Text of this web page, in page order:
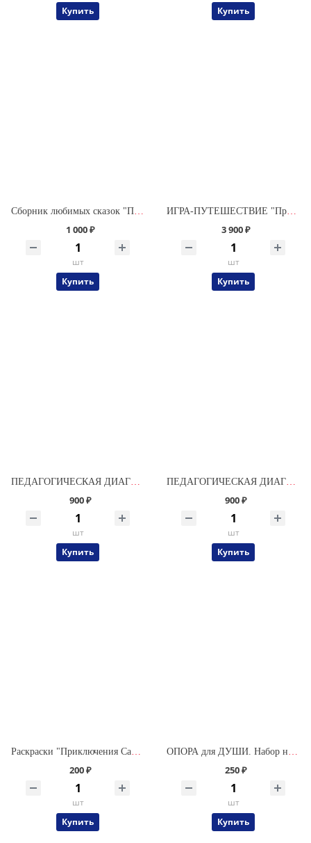
Купить
Купить
Сборник любимых сказок "Приключения Саши и Даши" в твердой обложке
1 000 ₽
шт
Купить
ИГРА-ПУТЕШЕСТВИЕ "Приключения Саши и Даши" (Комплектация № 1) СО СКАЗКАМИ
3 900 ₽
шт
Купить
900 ₽
шт
Купить
900 ₽
шт
Купить
Раскраски "Приключения Саши и Даши"
200 ₽
шт
Купить
ОПОРА для ДУШИ. Набор наклеек (96 наклеек)
250 ₽
шт
Купить